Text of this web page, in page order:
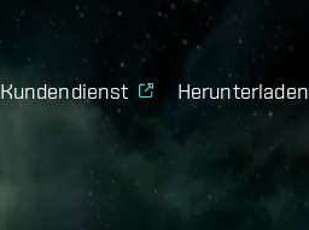
Kundendienst Herunterladen